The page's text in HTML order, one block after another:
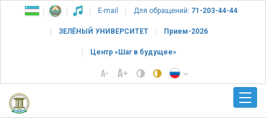
E-mail Для обращений: 71-203-44-44
ЗЕЛЁНЫЙ УНИВЕРСИТЕТ Прием-2026
Центр «Шаг в будущее»